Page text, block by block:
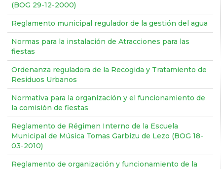
(BOG 29-12-2000)
Reglamento municipal regulador de la gestión del agua
Normas para la instalación de Atracciones para las
fiestas
Ordenanza reguladora de la Recogida y Tratamiento de
Residuos Urbanos
Normativa para la organización y el funcionamiento de
la comisión de fiestas
Reglamento de Régimen Interno de la Escuela
Municipal de Música Tomas Garbizu de Lezo (BOG 18-
03-2010)
Reglamento de organización y funcionamiento de la